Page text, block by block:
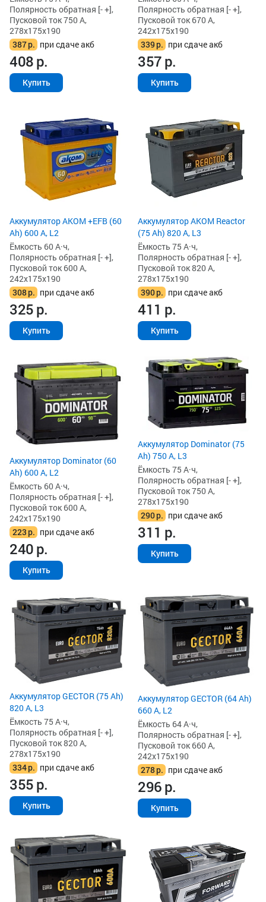
Полярность обратная [- +],
Пусковой ток 750 А,
278x175x190
387р. при сдаче акб
408р.
Купить
Полярность обратная [- +],
Пусковой ток 670 А,
242x175x190
339р. при сдаче акб
357р.
Купить
Аккумулятор AKOM +EFB (60
Ah) 600 А, L2
Ёмкость 60 А·ч,
Полярность обратная [- +],
Пусковой ток 600 А,
242x175x190
308р. при сдаче акб
325р.
Купить
Аккумулятор AKOM Reactor
(75 Ah) 820 А, L3
Ёмкость 75 А·ч,
Полярность обратная [- +],
Пусковой ток 820 А,
278x175x190
390р. при сдаче акб
411 р.
Купить
Аккумулятор Dominator (60
Ah) 600 А, L2
Ёмкость 60 А·ч,
Полярность обратная [- +],
Пусковой ток 600 А,
242x175x190
223р. при сдаче акб
240р.
Купить
Аккумулятор Dominator (75
Ah) 750 А, L3
Ёмкость 75 А·ч,
Полярность обратная [- +],
Пусковой ток 750 А,
278x175x190
290р. при сдаче акб
311 р.
Купить
Аккумулятор GECTOR (75 Ah)
820 А, L3
Ёмкость 75 А·ч,
Полярность обратная [- +],
Пусковой ток 820 А,
278x175x190
334р. при сдаче акб
355р.
Купить
Аккумулятор GECTOR (64 Ah)
660 А, L2
Ёмкость 64 А·ч,
Полярность обратная [- +],
Пусковой ток 660 А,
242x175x190
278р. при сдаче акб
296р.
Купить